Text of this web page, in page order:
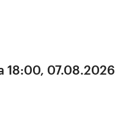
18:00, 07.08.2026